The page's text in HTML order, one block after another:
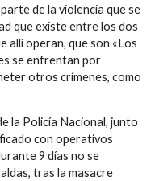
de la violencia que se
que existe entre los dos
allí operan, que son «Los
se enfrentan por
otros crímenes, como
la Policía Nacional, junto
con operativos
9 días no se
tras la masacre